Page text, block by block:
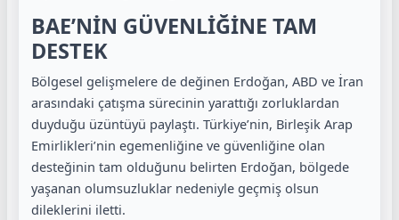
BAE’NİN GÜVENLİĞİNE TAM
DESTEK
Bölgesel gelişmelere de değinen Erdoğan, ABD ve İran
arasındaki çatışma sürecinin yarattığı zorluklardan
duyduğu üzüntüyü paylaştı. Türkiye’nin, Birleşik Arap
Emirlikleri’nin egemenliğine ve güvenliğine olan
desteğinin tam olduğunu belirten Erdoğan, bölgede
yaşanan olumsuzluklar nedeniyle geçmiş olsun
dileklerini iletti.